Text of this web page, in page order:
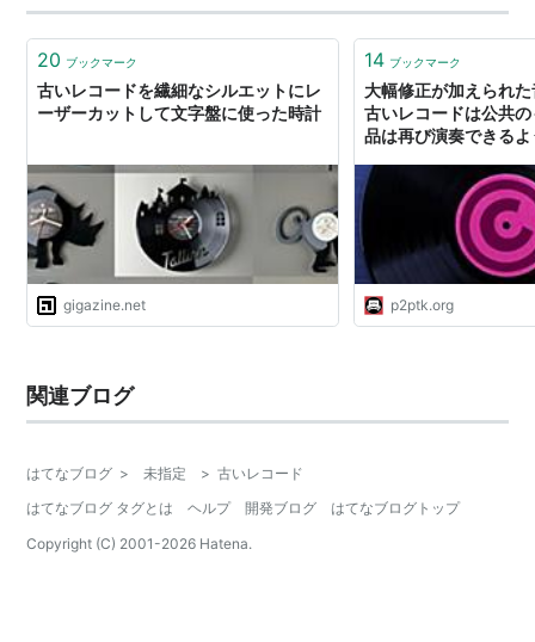
20 ブックマーク
古いレコードを繊細なシルエットにレ
ーザーカットして文字盤に使った時計
gigazine.net
14 ブックマーク
大幅修正が加えられ
古いレコードは公共
品は再び演奏できる
p2ptk.org
関連ブログ
はてなブログ > 未指定 > 古いレコード
はてなブログ タグとは
ヘルプ 開発ブログ
はてなブログトップ
Copyright (C) 2001-2026 Hatena.